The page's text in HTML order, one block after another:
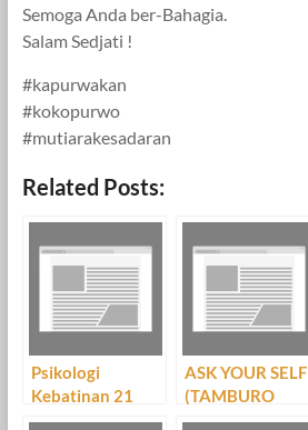
Semoga Anda ber-Bahagia.
Salam Sedjati !
#kapurwakan
#kokopurwo
#mutiarakesadaran
Related Posts:
Psikologi
Kebatinan 21
ASK YOUR SELF
(TAMBURO
MANINTEN )